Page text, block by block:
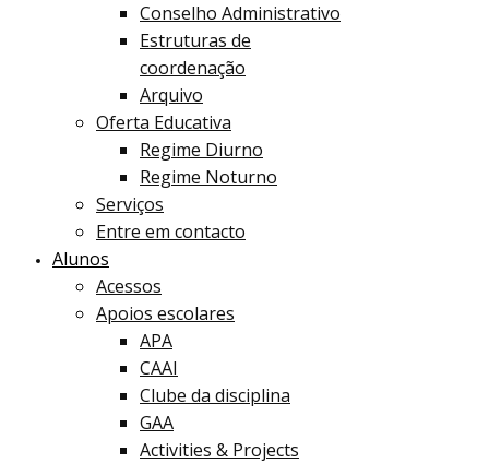
Conselho Administrativo
Estruturas de
coordenação
Arquivo
Oferta Educativa
Regime Diurno
Regime Noturno
Serviços
Entre em contacto
Alunos
Acessos
Apoios escolares
APA
CAAI
Clube da disciplina
GAA
Activities & Projects